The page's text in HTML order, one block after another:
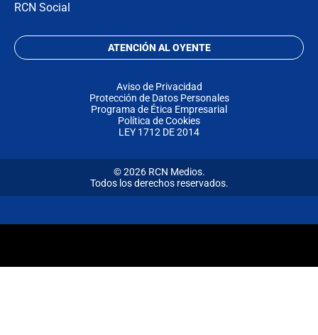
RCN Social
ATENCIÓN AL OYENTE
Aviso de Privacidad
Protección de Datos Personales
Programa de Ética Empresarial
Política de Cookies
LEY 1712 DE 2014
© 2026 RCN Medios.
Todos los derechos reservados.